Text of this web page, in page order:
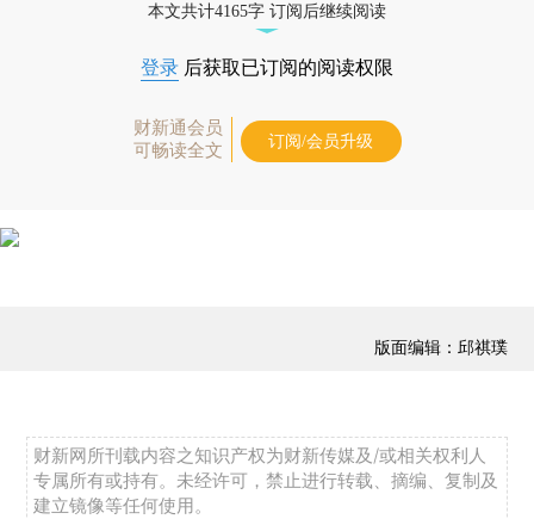
本文共计4165字 订阅后继续阅读
登录 后获取已订阅的阅读权限
财新通会员
可畅读全文
订阅/会员升级
版面编辑：邱祺璞
财新网所刊载内容之知识产权为财新传媒及/或相关权利人
专属所有或持有。未经许可，禁止进行转载、摘编、复制及
建立镜像等任何使用。